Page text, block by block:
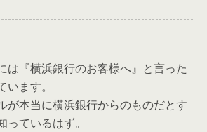
は『横浜銀行のお客様へ』と言った
います。
が本当に横浜銀行からのものだとす
ているはず。